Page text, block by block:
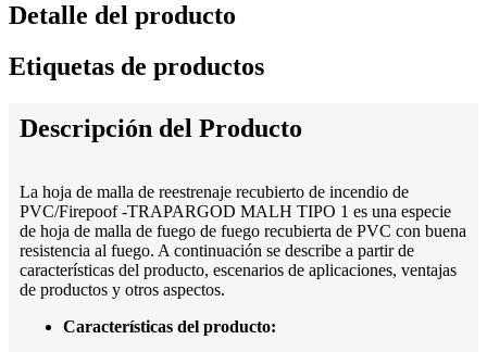
Detalle del producto
Etiquetas de productos
Descripción del Producto
La hoja de malla de reestrenaje recubierto de incendio de
PVC/Firepoof -TRAPARGOD MALH TIPO 1 es una especie
de hoja de malla de fuego de fuego recubierta de PVC con buena
resistencia al fuego. A continuación se describe a partir de
características del producto, escenarios de aplicaciones, ventajas
de productos y otros aspectos.
Características del producto: